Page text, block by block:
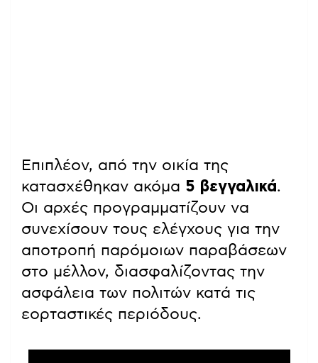
Επιπλέον, από την οικία της
κατασχέθηκαν ακόμα 5 βεγγαλικά.
Οι αρχές προγραμματίζουν να
συνεχίσουν τους ελέγχους για την
αποτροπή παρόμοιων παραβάσεων
στο μέλλον, διασφαλίζοντας την
ασφάλεια των πολιτών κατά τις
εορταστικές περιόδους.